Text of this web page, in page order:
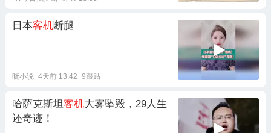
日本客机断腿
晓小说 4天前 13:42 9跟贴
哈萨克斯坦客机大雾坠毁，29人生
还奇迹！